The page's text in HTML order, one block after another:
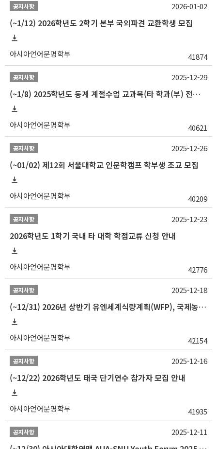
공지사항
(~1/12) 2026학년도 2학기 본부 국외파견 교환학생 모집
아시아언어문명학부 41874
2026-01-02
공지사항
(~1/8) 2025학년도 동계 계절수업 교과목(타 학과(부) 전공 및 교양) 성적평가방법 선택제 신청 안내
아시아언어문명학부 40621
2025-12-29
공지사항
(~01/02) 제12회 서울대학교 인문학캠프 학부생 조교 모집
아시아언어문명학부 40209
2025-12-26
공지사항
2026학년도 1학기 국내 타 대학 학점교류 신청 안내
아시아언어문명학부 42776
2025-12-23
공지사항
(~12/31) 2026년 상반기 유엔세계식량계획(WFP), 국제농업개발기금(IFAD) 및 유엔아동기금(UNICEF) 인턴십 프로그램 참가자 모집
아시아언어문명학부 42154
2025-12-18
공지사항
(~12/22) 2026학년도 태국 단기연수 참가자 모집 안내
아시아언어문명학부 41935
2025-12-16
공지사항 2025-12-11